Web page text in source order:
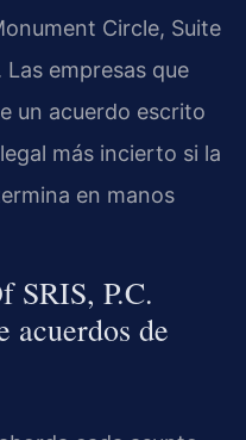
Circle, Suite
empresas que
un acuerdo escrito
más incierto si la
en manos
SRIS, P.C.
acuerdos de